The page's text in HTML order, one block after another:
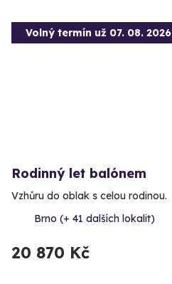
Volný termín už 07. 08. 2026
Rodinný let balónem
Vzhůru do oblak s celou rodinou.
Brno (+ 41 dalších lokalit)
20 870 Kč